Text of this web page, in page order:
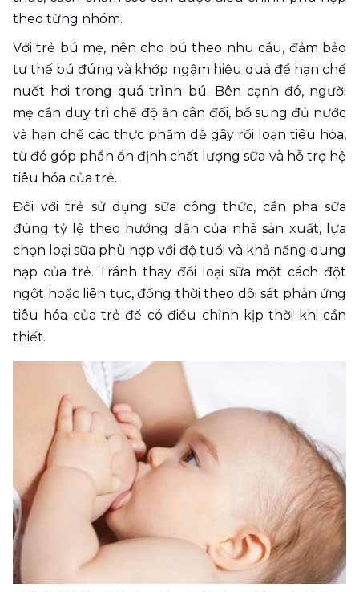
theo từng nhóm.
Với trẻ bú mẹ, nên cho bú theo nhu cầu, đảm bảo
tư thế bú đúng và khớp ngậm hiệu quả để hạn chế
nuốt hơi trong quá trình bú. Bên cạnh đó, người
mẹ cần duy trì chế độ ăn cân đối, bổ sung đủ nước
và hạn chế các thực phẩm dễ gây rối loạn tiêu hóa,
từ đó góp phần ổn định chất lượng sữa và hỗ trợ hệ
tiêu hóa của trẻ.
Đối với trẻ sử dụng sữa công thức, cần pha sữa
đúng tỷ lệ theo hướng dẫn của nhà sản xuất, lựa
chọn loại sữa phù hợp với độ tuổi và khả năng dung
nạp của trẻ. Tránh thay đổi loại sữa một cách đột
ngột hoặc liên tục, đồng thời theo dõi sát phản ứng
tiêu hóa của trẻ để có điều chỉnh kịp thời khi cần
thiết.